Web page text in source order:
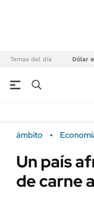
Temas del día Dólar
Campo
FINANZAS
ámbito
Un país
de carne